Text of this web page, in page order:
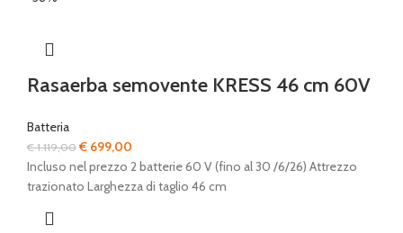
Rasaerba semovente KRESS 46 cm 60V
Batteria
€1.119,00Il
prezzo
originale
€ 699,00
prezzo
attuale
Incluso nel prezzo 2 batterie 60 V (fino al 30 /6/26) Attrezzo
trazionato Larghezza di taglio 46 cm